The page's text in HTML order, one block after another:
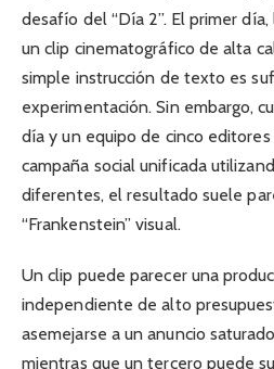
desafío del “Día 2”. El primer
un clip cinematográfico de alta
simple instrucción de texto es
experimentación. Sin embargo,
día y un equipo de cinco
campaña social unificada
diferentes, el resultado suele
“Frankenstein” visual.
Un clip puede parecer una
independiente de alto
asemejarse a un anuncio
mientras que un tercero puede